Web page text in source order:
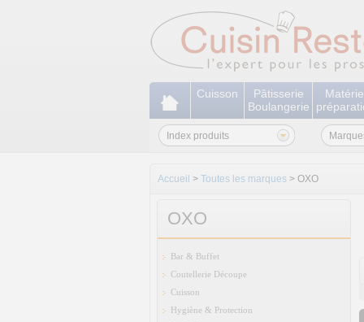
Cuisson
Pâtisserie
Boulangerie
Index produits
Accueil > Toutes les marques > OXO
OXO
Bar & Buffet
Coutellerie Découpe
Cuisson
Hygiène & Protection